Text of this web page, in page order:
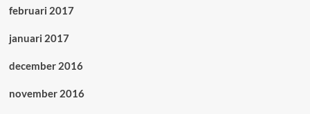
februari 2017
januari 2017
december 2016
november 2016